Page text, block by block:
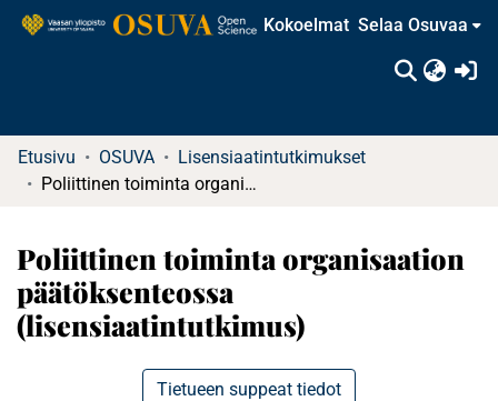
Kokoelmat Selaa Osuvaa
Etusivu OSUVA
Lisensiaatintutkimukset
Poliittinen toiminta organisaation päätöksenteossa (lisensiaatintutkimus)
Poliittinen toiminta organisaation
päätöksenteossa
(lisensiaatintutkimus)
Tietueen suppeat tiedot